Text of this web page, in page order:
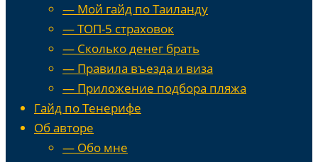
— Мой гайд по Таиланду
— ТОП-5 страховок
— Сколько денег брать
— Правила въезда и виза
— Приложение подбора пляжа
Гайд по Тенерифе
Об авторе
— Обо мне